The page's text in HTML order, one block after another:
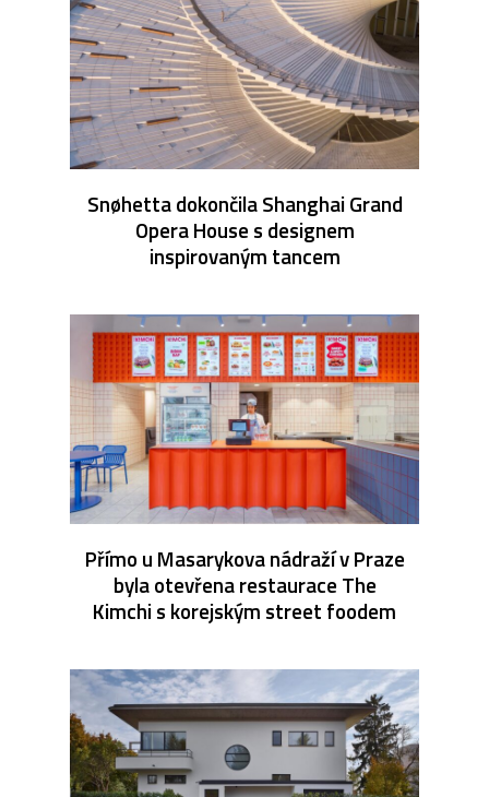
Snøhetta dokončila Shanghai Grand
Opera House s designem
inspirovaným tancem
Přímo u Masarykova nádraží v Praze
byla otevřena restaurace The
Kimchi s korejským street foodem